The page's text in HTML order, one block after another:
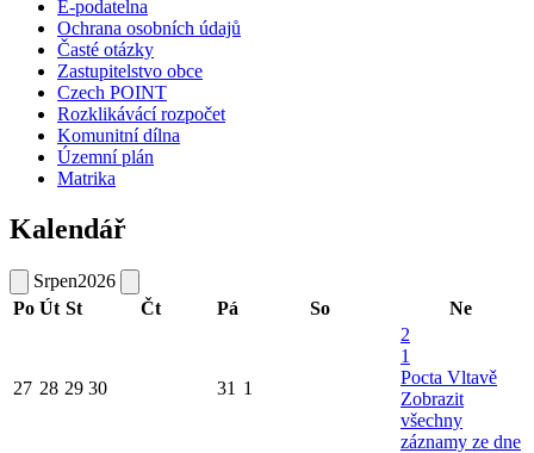
E-podatelna
Ochrana osobních údajů
Časté otázky
Zastupitelstvo obce
Czech POINT
Rozklikávácí rozpočet
Komunitní dílna
Územní plán
Matrika
Kalendář
Srpen2026
Po Út St Čt Pá So Ne
27 28 29 30 31 1
2
1
Pocta Vltavě
Zobrazit
všechny
záznamy ze dne